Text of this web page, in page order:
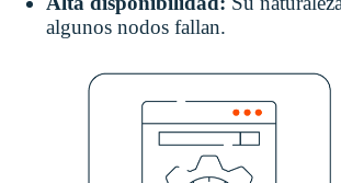
algunos nodos fallan.